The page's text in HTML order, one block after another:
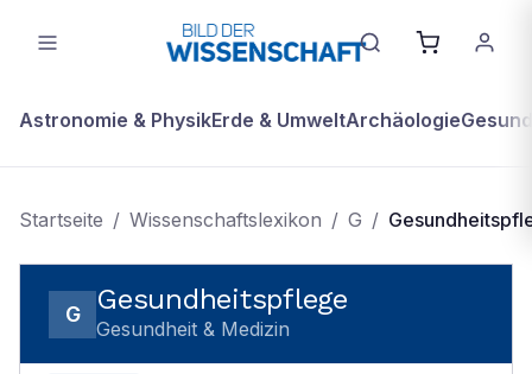
Astronomie & PhysikErde & UmweltArchäologie
Startseite / Wissenschaftslexikon / G /
G Gesundheitspflege
Gesundheit & Medizin